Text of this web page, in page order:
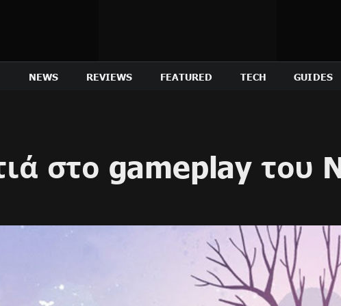
NEWS REVIEWS FEATURED TECH GUIDES
στο gameplay του